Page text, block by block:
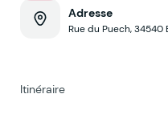
Adresse
Rue du Puech, 34540
Itinéraire